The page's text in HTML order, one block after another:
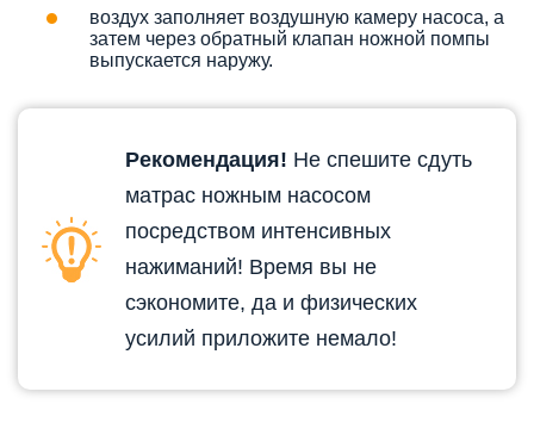
воздух заполняет воздушную камеру насоса, а
затем через обратный клапан ножной помпы
выпускается наружу.
Рекомендация! Не спешите сдуть
матрас ножным насосом
посредством интенсивных
нажиманий! Время вы не
сэкономите, да и физических
усилий приложите немало!